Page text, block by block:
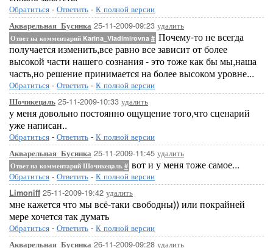
Обратиться - Ответить - К полной версии
Акварельная_Бусинка 25-11-2009-09:23 удалить
Ответ на комментарий Karina_Vladimirovna # Почему-то не всегда
получается изменить,все равно все зависит от более
высокой части нашего сознания - это тоже как бы мы,наша
часть,но решение принимается на более высоком уровне...
Обратиться - Ответить - К полной версии
Шочикецаль 25-11-2009-10:33 удалить
у меня довольно постоянно ощущение того,что сценарий
уже написан..
Обратиться - Ответить - К полной версии
Акварельная_Бусинка 25-11-2009-11:45 удалить
Ответ на комментарий Шочикецаль # вот и у меня тоже самое...
Обратиться - Ответить - К полной версии
Limoniff 25-11-2009-19:42 удалить
мне кажется что мы всё-таки свободны)) или покрайней
мере хочется так думать
Обратиться - Ответить - К полной версии
Акварельная_Бусинка 26-11-2009-09:28 удалить